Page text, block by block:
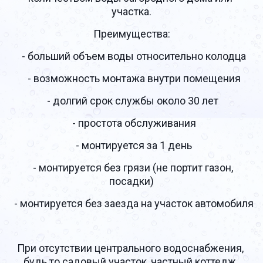
участка.
Преимущества:
- больший объем воды относительно колодца
- возможность монтажа внутри помещения
- долгий срок службы около 30 лет
- простота обслуживания
- монтируется за 1 день
- монтируется без грязи (не портит газон,
посадки)
- монтируется без заезда на участок автомобиля
При отсутствии центрального водоснабжения,